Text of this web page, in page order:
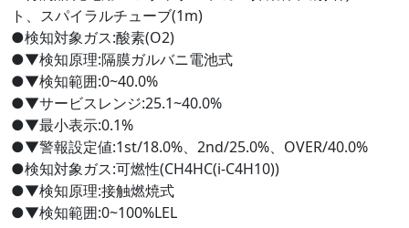
ト、スパイラルチューブ(1m)
●検知対象ガス:酸素(O2)
●▼検知原理:隔膜ガルバニ電池式
●▼検知範囲:0~40.0%
●▼サービスレンジ:25.1~40.0%
●▼最小表示:0.1%
●▼警報設定値:1st/18.0%、2nd/25.0%、OVER/40.0%
●検知対象ガス:可燃性(CH4HC(i-C4H10))
●▼検知原理:接触燃焼式
●▼検知範囲:0~100%LEL